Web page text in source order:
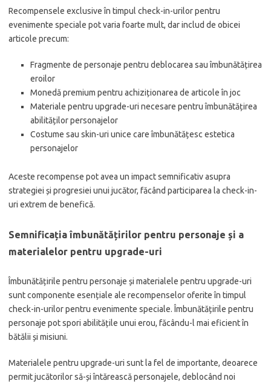
Recompensele exclusive în timpul check-in-urilor pentru
evenimente speciale pot varia foarte mult, dar includ de obicei
articole precum:
Fragmente de personaje pentru deblocarea sau îmbunătățirea
eroilor
Monedă premium pentru achiziționarea de articole în joc
Materiale pentru upgrade-uri necesare pentru îmbunătățirea
abilităților personajelor
Costume sau skin-uri unice care îmbunătățesc estetica
personajelor
Aceste recompense pot avea un impact semnificativ asupra
strategiei și progresiei unui jucător, făcând participarea la check-in-
uri extrem de benefică.
Semnificația îmbunătățirilor pentru personaje și a
materialelor pentru upgrade-uri
Îmbunătățirile pentru personaje și materialele pentru upgrade-uri
sunt componente esențiale ale recompenselor oferite în timpul
check-in-urilor pentru evenimente speciale. Îmbunătățirile pentru
personaje pot spori abilitățile unui erou, făcându-l mai eficient în
bătălii și misiuni.
Materialele pentru upgrade-uri sunt la fel de importante, deoarece
permit jucătorilor să-și întărească personajele, deblocând noi